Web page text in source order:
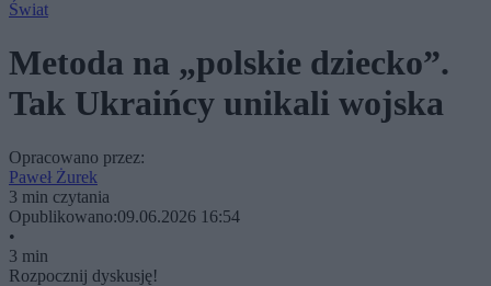
Świat
Metoda na „polskie dziecko”.
Tak Ukraińcy unikali wojska
Opracowano przez:
Paweł Żurek
3 min czytania
Opublikowano:09.06.2026 16:54
•
3 min
Rozpocznij dyskusję!